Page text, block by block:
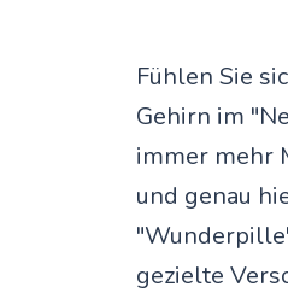
Fühlen Sie
Gehirn im
immer mehr
und genau
gezielte